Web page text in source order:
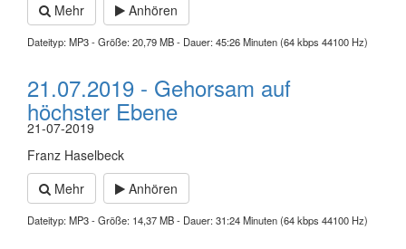
Mehr
Anhören
Dateityp: MP3 - Größe: 20,79 MB - Dauer: 45:26 Minuten (64 kbps 44100 Hz)
21.07.2019 - Gehorsam auf
höchster Ebene
21-07-2019
Franz Haselbeck
Mehr
Anhören
Dateityp: MP3 - Größe: 14,37 MB - Dauer: 31:24 Minuten (64 kbps 44100 Hz)